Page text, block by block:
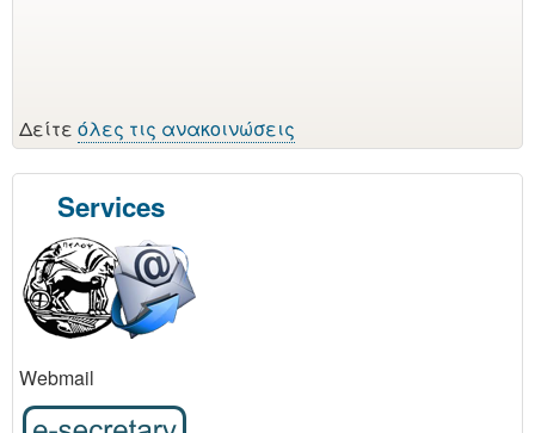
Δείτε όλες τις ανακοινώσεις
Services
Webmail